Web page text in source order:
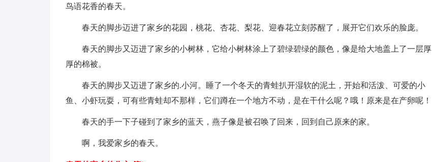
鸟语花香的春天。
春天的脚步迈进了家乡的花园，桃花、杏花、梨花、迎春花立刻苏醒了，展开它们欢乐的脸庞。
春天的脚步又迈进了家乡的小树林，它给小树林涂上了碧绿碧绿的颜色，像是给大地盖上了一层厚
厚的棉被。
春天的脚步又迈进了家乡的.小河。睡了一个冬天的青蛙扒开湿软的泥土，开始和活泼、可爱的小
鱼、小虾玩耍，可有些青蛙却不那样，它们蹲在一个地方不动，是在干什么呢？哦！原来是在产卵呢！
春天的手一下子碰到了家乡的蓝天，燕子像是被召唤了回来，回到自己原来的家。
啊，我爱家乡的春天。